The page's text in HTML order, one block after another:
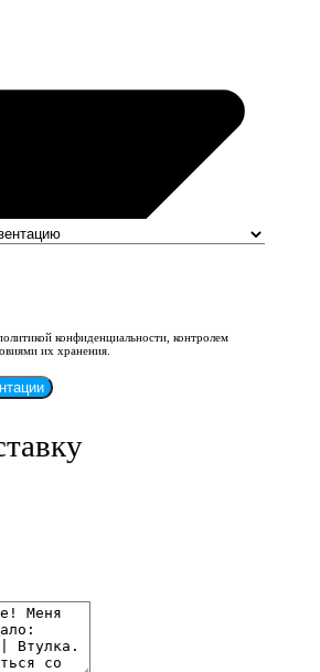
конфиденциальности, контролем
их хранения.